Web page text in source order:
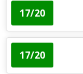
17/20
17/20